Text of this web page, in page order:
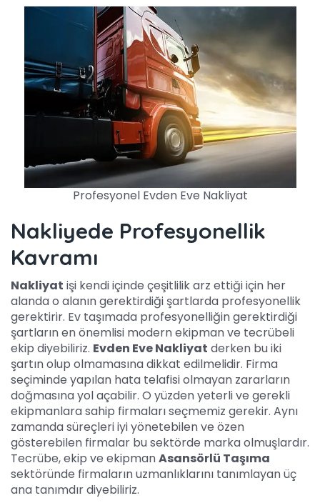
Profesyonel Evden Eve Nakliyat
Nakliyede Profesyonellik
Kavramı
Nakliyat işi kendi içinde çeşitlilik arz ettiği için her
alanda o alanın gerektirdiği şartlarda profesyonellik
gerektirir. Ev taşımada profesyonelliğin gerektirdiği
şartların en önemlisi modern ekipman ve tecrübeli
ekip diyebiliriz. Evden Eve Nakliyat derken bu iki
şartın olup olmamasına dikkat edilmelidir. Firma
seçiminde yapılan hata telafisi olmayan zararların
doğmasına yol açabilir. O yüzden yeterli ve gerekli
ekipmanlara sahip firmaları seçmemiz gerekir. Aynı
zamanda süreçleri iyi yönetebilen ve özen
gösterebilen firmalar bu sektörde marka olmuşlardır.
Tecrübe, ekip ve ekipmanAsansörlü Taşıma
sektöründe firmaların uzmanlıklarını tanımlayan üç
ana tanımdır diyebiliriz.